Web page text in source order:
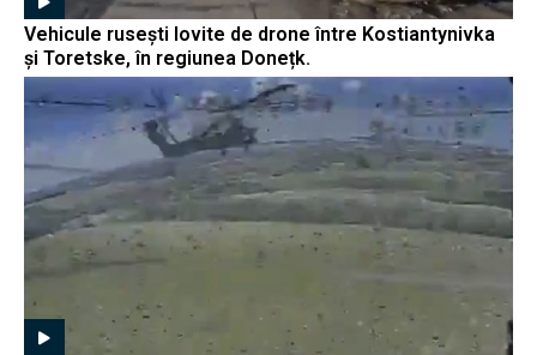
Vehicule rusești lovite de drone între Kostiantynivka
și Toretske, în regiunea Donețk.